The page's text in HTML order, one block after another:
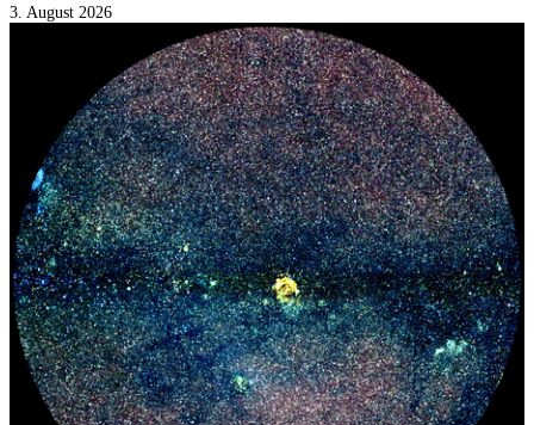
3. August 2026